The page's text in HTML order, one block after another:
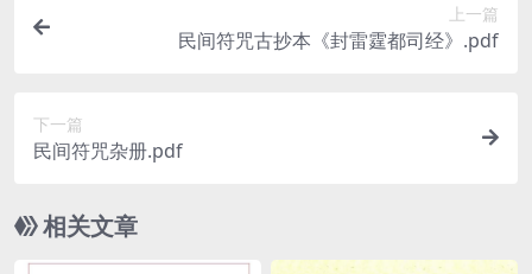
上一篇
民间符咒古抄本《封雷霆都司经》.pdf
下一篇
民间符咒杂册.pdf
相关文章